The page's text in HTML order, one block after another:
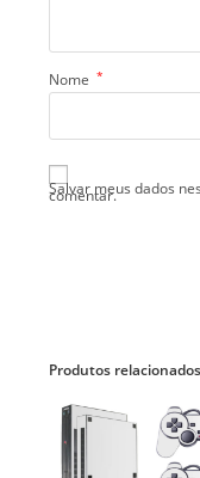
Nome *
Salvar meus dados
comentar.
Produtos relacionados